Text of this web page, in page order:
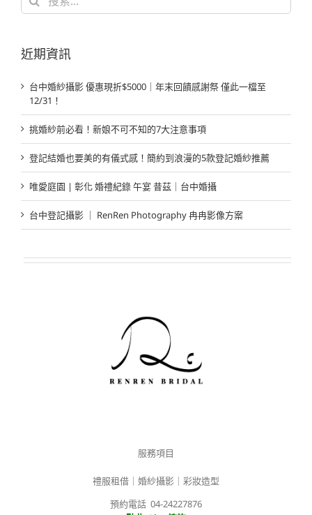
近期資訊
台中婚紗攝影 優惠現折$5000｜年末回饋感謝祭 僅此一檔至
12/31！
挑婚紗前必看！新娘不可不知的7大注意事項
登記結婚也要美的有儀式感！簡約到浪漫的5款登記婚紗推薦
唯愛庭園 | 彰化 婚禮紀錄 午宴 昔茲｜台中婚攝
台中登記攝影 ｜ RenRen Photography 冉冉影像方案
服務項目
禮服租借｜婚紗攝影｜彩妝造型
預約電話 04-24227876